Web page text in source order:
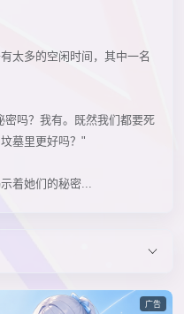
太多的空闲时间，其中一名
吗？我有。既然我们都要死
墓里更好吗？"
着她们的秘密...
广告